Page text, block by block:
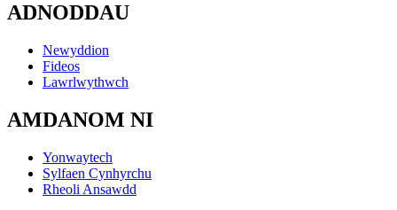
ADNODDAU
Newyddion
Fideos
Lawrlwythwch
AMDANOM NI
Yonwaytech
Sylfaen Cynhyrchu
Rheoli Ansawdd